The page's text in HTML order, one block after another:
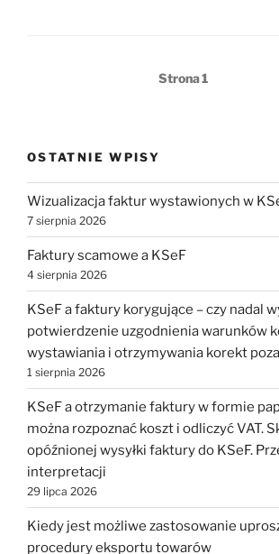
Strona1
OSTATNIE WPISY
Wizualizacja faktur wystawionych w
7 sierpnia 2026
Faktury scamowe a KSeF
4 sierpnia 2026
KSeF a faktury korygujące – czy nadal
potwierdzenie uzgodnienia warunków
wystawiania i otrzymywania korekt
1 sierpnia 2026
KSeF a otrzymanie faktury w formie
można rozpoznać koszt i odliczyć VAT.
opóźnionej wysyłki faktury do KSeF.
interpretacji
29 lipca 2026
Kiedy jest możliwe zastosowanie
procedury eksportu towarów